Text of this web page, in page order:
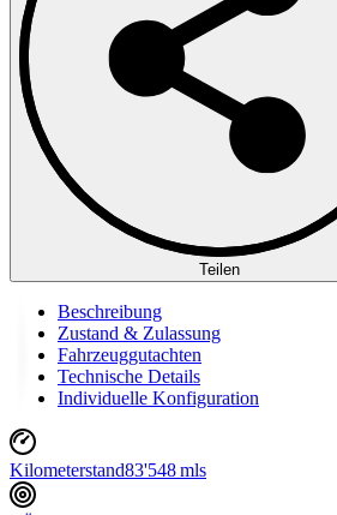
Teilen
Beschreibung
Zustand & Zulassung
Fahrzeuggutachten
Technische Details
Individuelle Konfiguration
Kilometerstand83'548 mls